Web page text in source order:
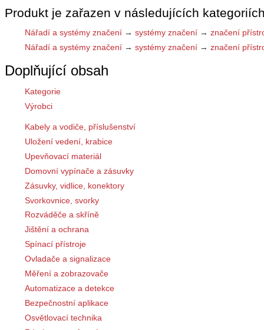
Produkt je zařazen v následujících
Nářadí a systémy značení → systémy značení → značení
Nářadí a systémy značení → systémy značení → značení
Doplňující obsah
Kategorie
Výrobci
Kabely a vodiče, příslušenství
Uložení vedení, krabice
Upevňovací materiál
Domovní vypínače a zásuvky
Zásuvky, vidlice, konektory
Svorkovnice, svorky
Rozváděče a skříně
Jištění a ochrana
Spínací přístroje
Ovladače a signalizace
Měření a zobrazovače
Automatizace a detekce
Bezpečnostní aplikace
Osvětlovací technika